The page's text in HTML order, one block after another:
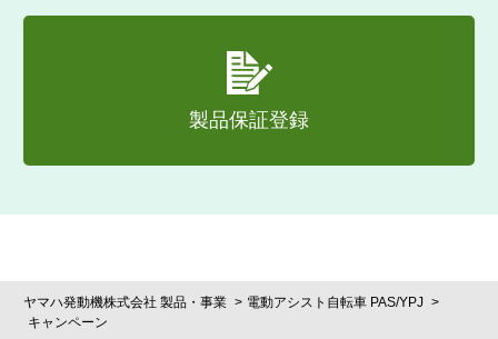
製品保証登録
ヤマハ発動機株式会社 製品・事業
電動アシスト自転車 PAS/YPJ
キャンペーン